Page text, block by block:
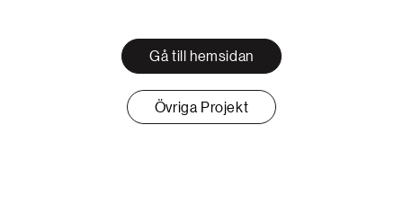
Gå till hemsidan
Övriga Projekt